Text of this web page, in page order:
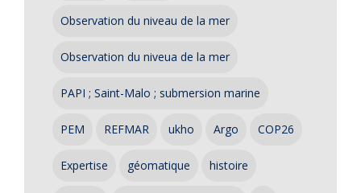
Observation du niveau de la mer
Observation du niveua de la mer
PAPI ; Saint-Malo ; submersion marine
PEM REFMAR ukho Argo COP26
Expertise géomatique histoire